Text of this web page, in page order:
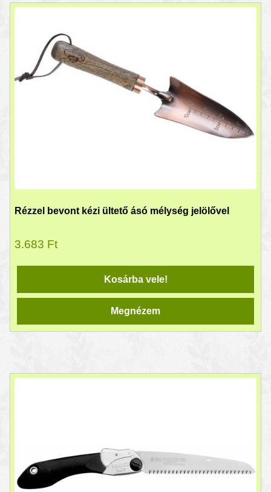
Rézzel bevont kézi ültető ásó mélység jelölővel
3.683 Ft
Kosárba vele!
Megnézem